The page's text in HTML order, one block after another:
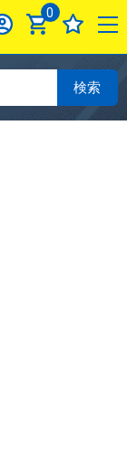
0
検索